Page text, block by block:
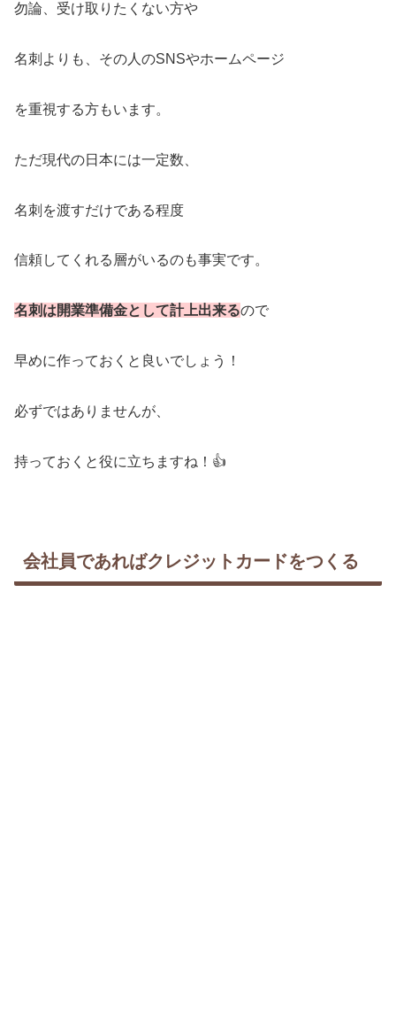
勿論、受け取りたくない方や
名刺よりも、その人のSNSやホームページ
を重視する方もいます。
ただ現代の日本には一定数、
名刺を渡すだけである程度
信頼してくれる層がいるのも事実です。
名刺は開業準備金として計上出来るので
早めに作っておくと良いでしょう！
必ずではありませんが、
持っておくと役に立ちますね！👍
会社員であればクレジットカードをつくる